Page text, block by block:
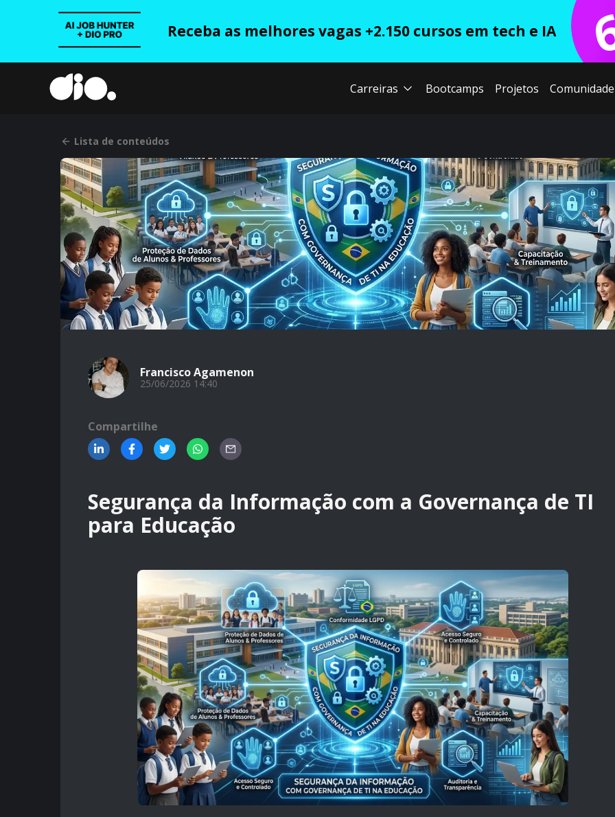
Receba as melhores vagas +2.150 cursos em tech e IA
Carreiras Bootcamps Projetos Comunidade
Lista de conteúdos
Francisco Agamenon
25/06/2026 14:40
Compartilhe
Segurança da Informação com a Governança de TI
para Educação